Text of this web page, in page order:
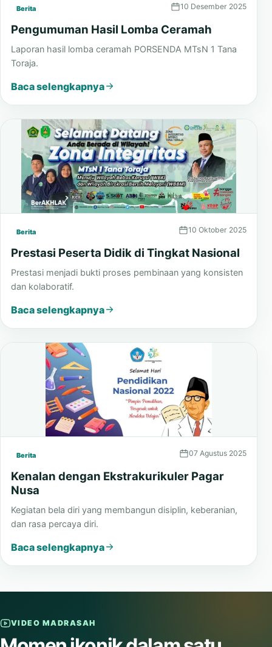
Berita 10 Desember 2025
Pengumuman Hasil Lomba Ceramah
Laporan hasil lomba ceramah PORSENDA MTsN 1 Tana
Toraja.
Baca selengkapnya
Berita 10 Oktober 2025
Prestasi Peserta Didik di Tingkat Nasional
Prestasi menjadi bukti proses pembinaan yang konsisten
dan kolaboratif.
Baca selengkapnya
Berita 07 Agustus 2025
Kenalan dengan Ekstrakurikuler Pagar
Nusa
Kegiatan bela diri yang membangun disiplin, keberanian,
dan rasa percaya diri.
Baca selengkapnya
VIDEO MADRASAH